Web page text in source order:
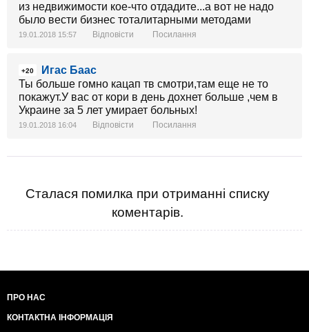
из недвижимости кое-что отдадите...а вот не надо
было вести бизнес тоталитарными методами
19.01.2018 15:57 Відповісти Посилання
+20
Игас Баас
Ты больше гомно кацап тв смотри,там еще не то
покажут.У вас от кори в день дохнет больше ,чем в
Украине за 5 лет умирает больных!
19.01.2018 16:04 Відповісти Посилання
Сталася помилка при отриманні списку
коментарів.
ПРО НАС
КОНТАКТНА ІНФОРМАЦІЯ